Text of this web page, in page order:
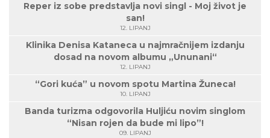
Reper iz sobe predstavlja novi singl - Moj život je
san!
12. LIPANJ
Klinika Denisa Kataneca u najmračnijem izdanju
dosad na novom albumu „Ununani“
12. LIPANJ
“Gori kuća” u novom spotu Martina Žuneca!
10. LIPANJ
Banda turizma odgovorila Huljiću novim singlom
“Nisan rojen da bude mi lipo”!
09. LIPANJ